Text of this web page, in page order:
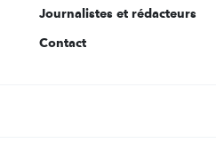
Journalistes et rédacteurs
Contact